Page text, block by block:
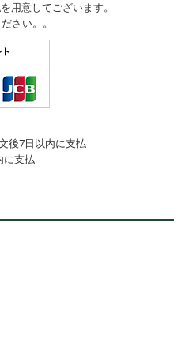
用意してございます。
さい。。
後7日以内に支払
に支払